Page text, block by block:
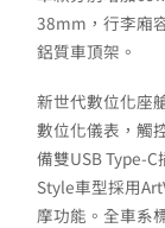
38mm，行李廂
鋁質車頂架。
新世代數位化座
數位化儀表，觸
備雙USB Type-
Style車型採用
摩功能。全車系